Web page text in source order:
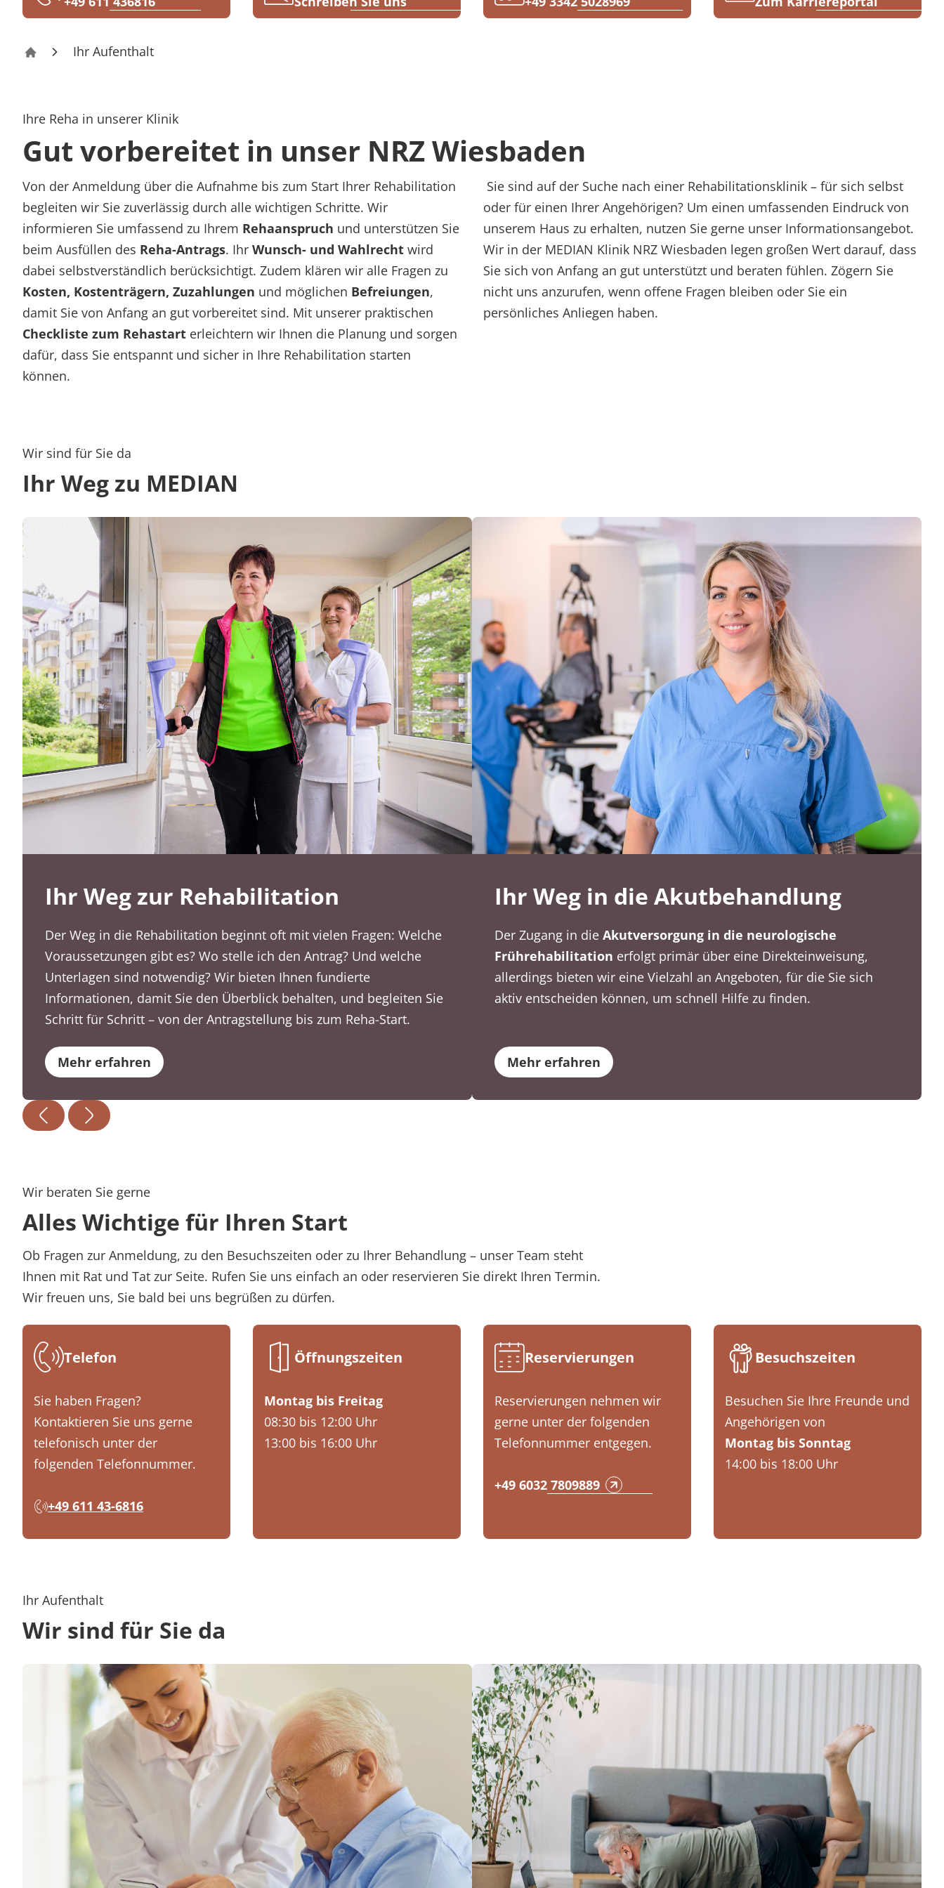
Rheumatologie
Klinik NRZ Wiesbaden
Ihr Aufenthalt
Ihre Reha in unserer Klinik
Gut vorbereitet in unser NRZ Wiesbaden
Von der Anmeldung über die Aufnahme bis zum Start Ihrer Rehabilitation
begleiten wir Sie zuverlässig durch alle wichtigen Schritte. Wir
informieren Sie umfassend zu Ihrem Rehaanspruch und unterstützen Sie
beim Ausfüllen des Reha-Antrags. Ihr Wunsch- und Wahlrecht wird
dabei selbstverständlich berücksichtigt. Zudem klären wir alle Fragen zu
Kosten, Kostenträgern, Zuzahlungen und möglichen Befreiungen,
damit Sie von Anfang an gut vorbereitet sind. Mit unserer praktischen
Checkliste zum Rehastart erleichtern wir Ihnen die Planung und sorgen
dafür, dass Sie entspannt und sicher in Ihre Rehabilitation starten
können.
Sie sind auf der Suche nach einer Rehabilitationsklinik – für sich selbst
oder für einen Ihrer Angehörigen? Um einen umfassenden Eindruck von
unserem Haus zu erhalten, nutzen Sie gerne unser Informationsangebot.
Wir in der MEDIAN Klinik NRZ Wiesbaden legen großen Wert darauf, dass
Sie sich von Anfang an gut unterstützt und beraten fühlen. Zögern Sie
nicht uns anzurufen, wenn offene Fragen bleiben oder Sie ein
persönliches Anliegen haben.
Wir sind für Sie da
Ihr Weg zu MEDIAN
Ihr Weg zur Rehabilitation
Der Weg in die Rehabilitation beginnt oft mit vielen Fragen: Welche
Voraussetzungen gibt es? Wo stelle ich den Antrag? Und welche
Unterlagen sind notwendig? Wir bieten Ihnen fundierte
Informationen, damit Sie den Überblick behalten, und begleiten Sie
Schritt für Schritt – von der Antragstellung bis zum Reha-Start.
Mehr erfahren
Ihr Weg in die Akutbehandlung
Der Zugang in die Akutversorgung in die neurologische
Frührehabilitation erfolgt primär über eine Direkteinweisung,
allerdings bieten wir eine Vielzahl an Angeboten, für die Sie sich
aktiv entscheiden können, um schnell Hilfe zu finden.
Mehr erfahren
Wir beraten Sie gerne
Alles Wichtige für Ihren Start
Ob Fragen zur Anmeldung, zu den Besuchszeiten oder zu Ihrer Behandlung – unser Team steht
Ihnen mit Rat und Tat zur Seite. Rufen Sie uns einfach an oder reservieren Sie direkt Ihren Termin.
Wir freuen uns, Sie bald bei uns begrüßen zu dürfen.
Telefon
Sie haben Fragen?
Kontaktieren Sie uns gerne
telefonisch unter der
folgenden Telefonnummer.
+49 611 43-6816
Öffnungszeiten
Montag bis Freitag
08:30 bis 12:00 Uhr
13:00 bis 16:00 Uhr
Reservierungen
Reservierungen nehmen wir
gerne unter der folgenden
Telefonnummer entgegen.
+49 6032 7809889
Besuchszeiten
Besuchen Sie Ihre Freunde und
Angehörigen von
Montag bis Sonntag
14:00 bis 18:00 Uhr
Ihr Aufenthalt
Wir sind für Sie da